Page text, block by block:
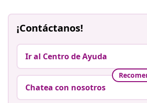
¡Contáctanos!
Ir al Centro de Ayuda
Chatea con nosotros